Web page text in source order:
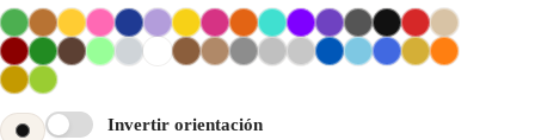
Invertir orientación